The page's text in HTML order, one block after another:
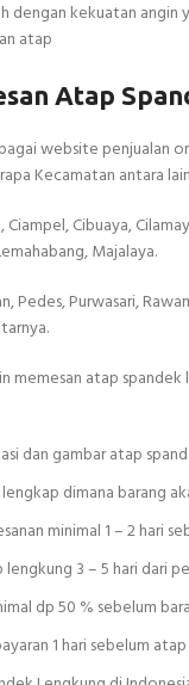
dengan kekuatan
atap
Atap
website penjualan
Kecamatan antara
Ciampel, Cibuaya,
Majalaya.
Pedes, Purwasari,
memesan atap
dan gambar atap
dimana barang
minimal 1 – 2 hari
3 – 5 hari dari
dp 50 % sebelum
1 hari sebelum